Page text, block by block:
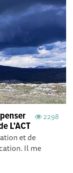
2298
L’ACT
et de
Il me